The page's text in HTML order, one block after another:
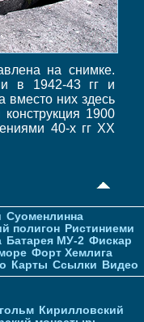
на снимке.
в 1942-43 гг и
вместо них здесь
1900
40-х гг ХХ
Суоменлиннa
полигон Ристиниеми
Батарея МУ-2 Фискар
Форт Хемлига
Карты Ссылки Видео
Кирилловский